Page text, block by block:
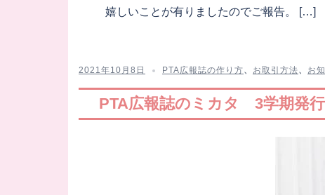
嬉しいことが有りましたのでご報告。 […]
2021年10月8日 PTA広報誌の作り方、 お取引方法、 お
PTA広報誌のミカタ 3学期発行